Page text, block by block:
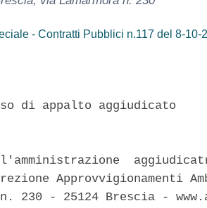
- Contratti Pubblici n.117 del 8-10-
di appalto aggiudicato
Approvvigionamenti
230 - 25124 Brescia -